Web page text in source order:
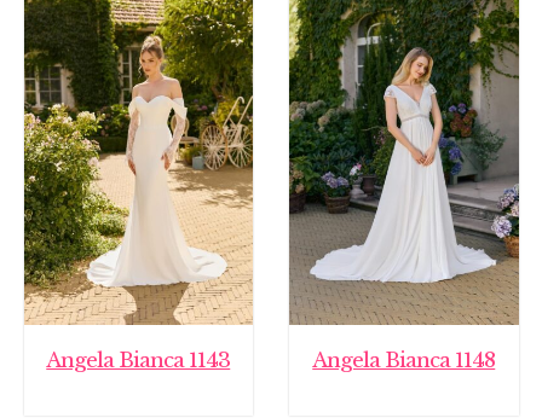
Angela Bianca 1143 Angela Bianca 1148